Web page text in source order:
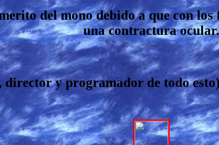
del mono debido a que con los
una contractura ocular.
y programador de todo